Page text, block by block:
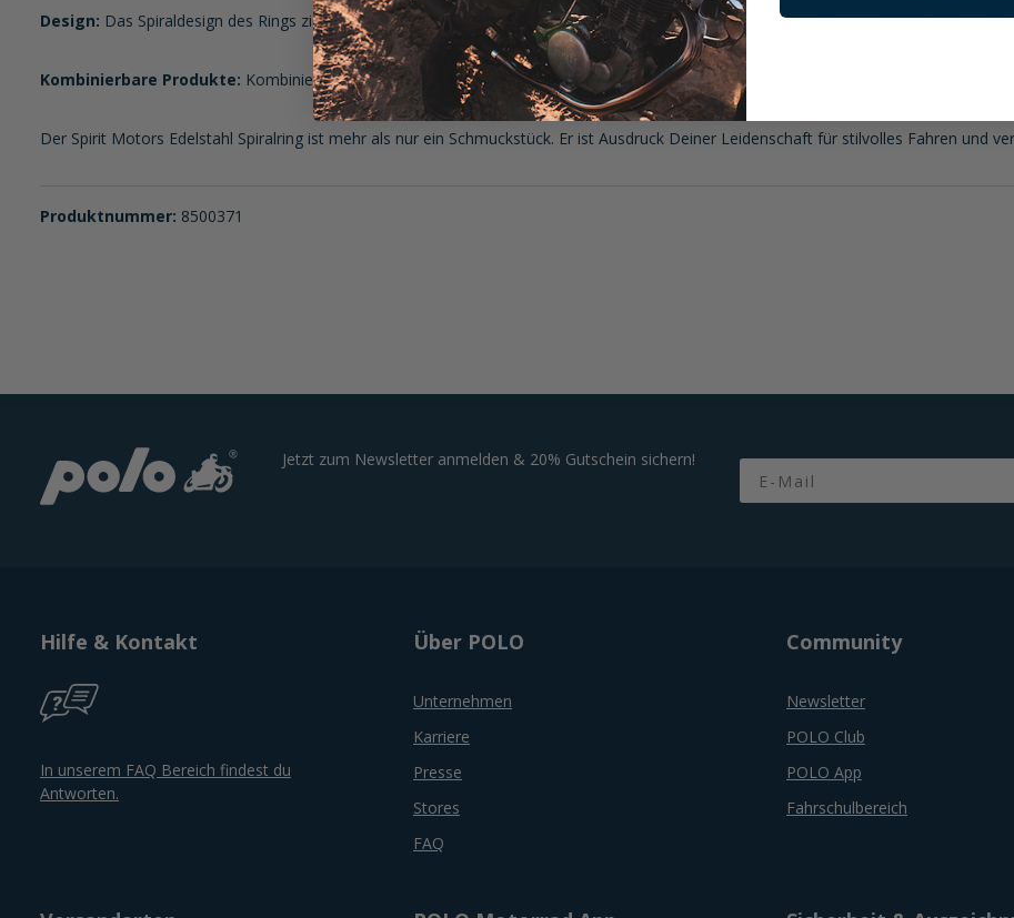
Design: Das Spiraldesign des Rings zieht bewundernde Blicke auf sich. Es ist zeitlos und elegant und verleiht Deinem Look das
Kombinierbare Produkte: Kombiniere den Edelstahl Spiralring mit anderen Spirit Motors Accessoires für einen harmonischen und
Der Spirit Motors Edelstahl Spiralring ist mehr als nur ein Schmuckstück. Er ist Ausdruck Deiner Leidenschaft für stilvolles Fahren und
Produktnummer: 8500371
Jetzt zum Newsletter anmelden & 20% Gutschein sichern! Email
Hilfe & Kontakt
In unserem FAQ Bereich findest du
Antworten.
Über POLO
Unternehmen
Karriere
Presse
Stores
FAQ
Community
Newsletter
POLO Club
POLO App
Fahrschulbereich